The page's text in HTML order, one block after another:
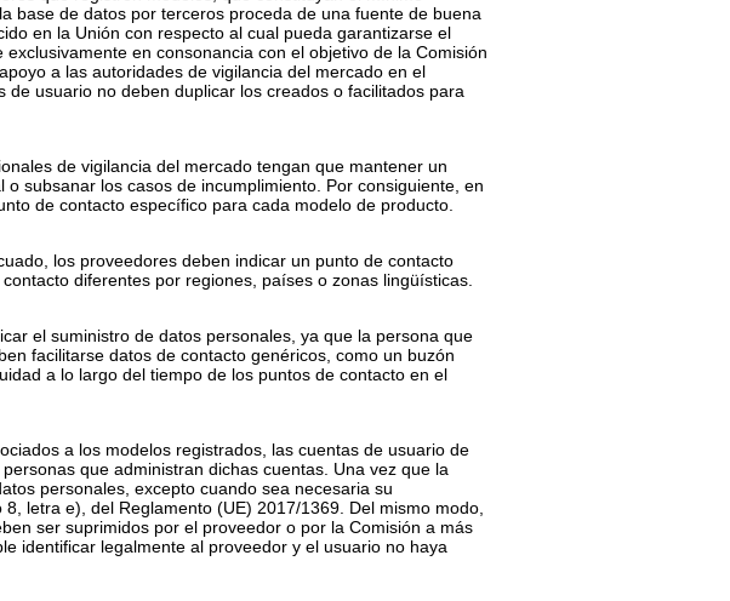
base de datos por terceros proceda de una fuente de buena
en la Unión con respecto al cual pueda garantizarse el
en consonancia con el objetivo de la Comisión
a las autoridades de vigilancia del mercado en el
usuario no deben duplicar los creados o facilitados para
de vigilancia del mercado tengan que mantener un
subsanar los casos de incumplimiento. Por consiguiente, en
de contacto específico para cada modelo de producto.
los proveedores deben indicar un punto de contacto
diferentes por regiones, países o zonas lingüísticas.
el suministro de datos personales, ya que la persona que
facilitarse datos de contacto genéricos, como un buzón
a lo largo del tiempo de los puntos de contacto en el
a los modelos registrados, las cuentas de usuario de
que administran dichas cuentas. Una vez que la
personales, excepto cuando sea necesaria su
letra e), del Reglamento (UE) 2017/1369. Del mismo modo,
ser suprimidos por el proveedor o por la Comisión a más
identificar legalmente al proveedor y el usuario no haya